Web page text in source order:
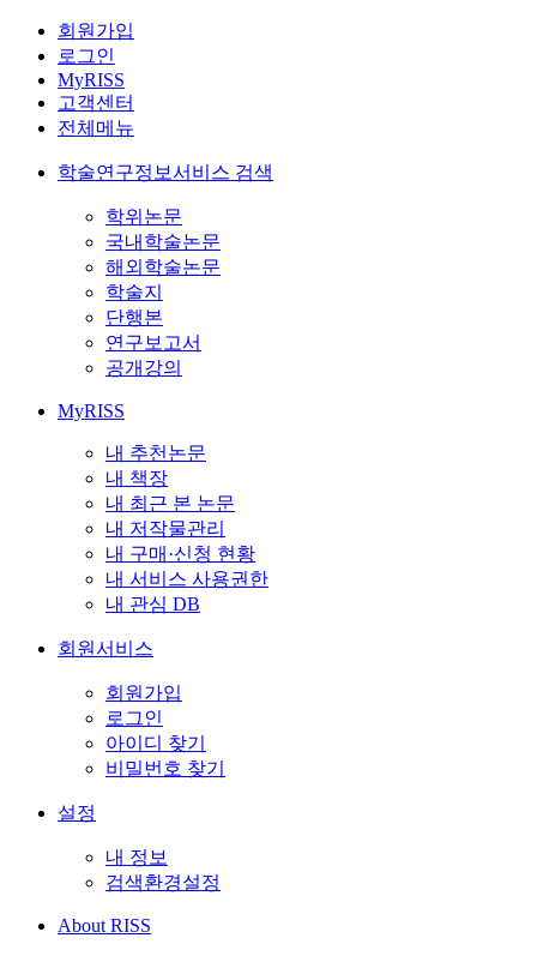
회원가입
로그인
MyRISS
고객센터
전체메뉴
학술연구정보서비스 검색
학위논문
국내학술논문
해외학술논문
학술지
단행본
연구보고서
공개강의
MyRISS
내 추천논문
내 책장
내 최근 본 논문
내 저작물관리
내 구매·신청 현황
내 서비스 사용권한
내 관심 DB
회원서비스
회원가입
로그인
아이디 찾기
비밀번호 찾기
설정
내 정보
검색환경설정
About RISS